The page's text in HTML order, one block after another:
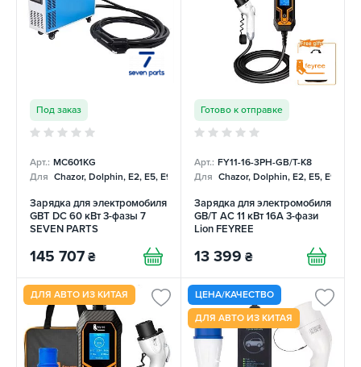
Под заказ
Арт.: MC601KG
Для Chazor, Dolphin, E2, E5, E9, Mercedes
Зарядка для электромобиля
GBT DC 60 кВт 3-фазы 7
SEVEN PARTS
145 707 ₴
Готово к отправке
Арт.: FY11-16-3PH-GB/T-K8
Для Chazor, Dolphin, E2, E5, E9,
Зарядка для электромобиля
GB/T AC 11 кВт 16A 3-фази
Lion FEYREE
13 399 ₴
ДЛЯ АВТО ИЗ КИТАЯ ЦЕНА/КАЧЕСТВО
ДЛЯ АВТО ИЗ КИТАЯ